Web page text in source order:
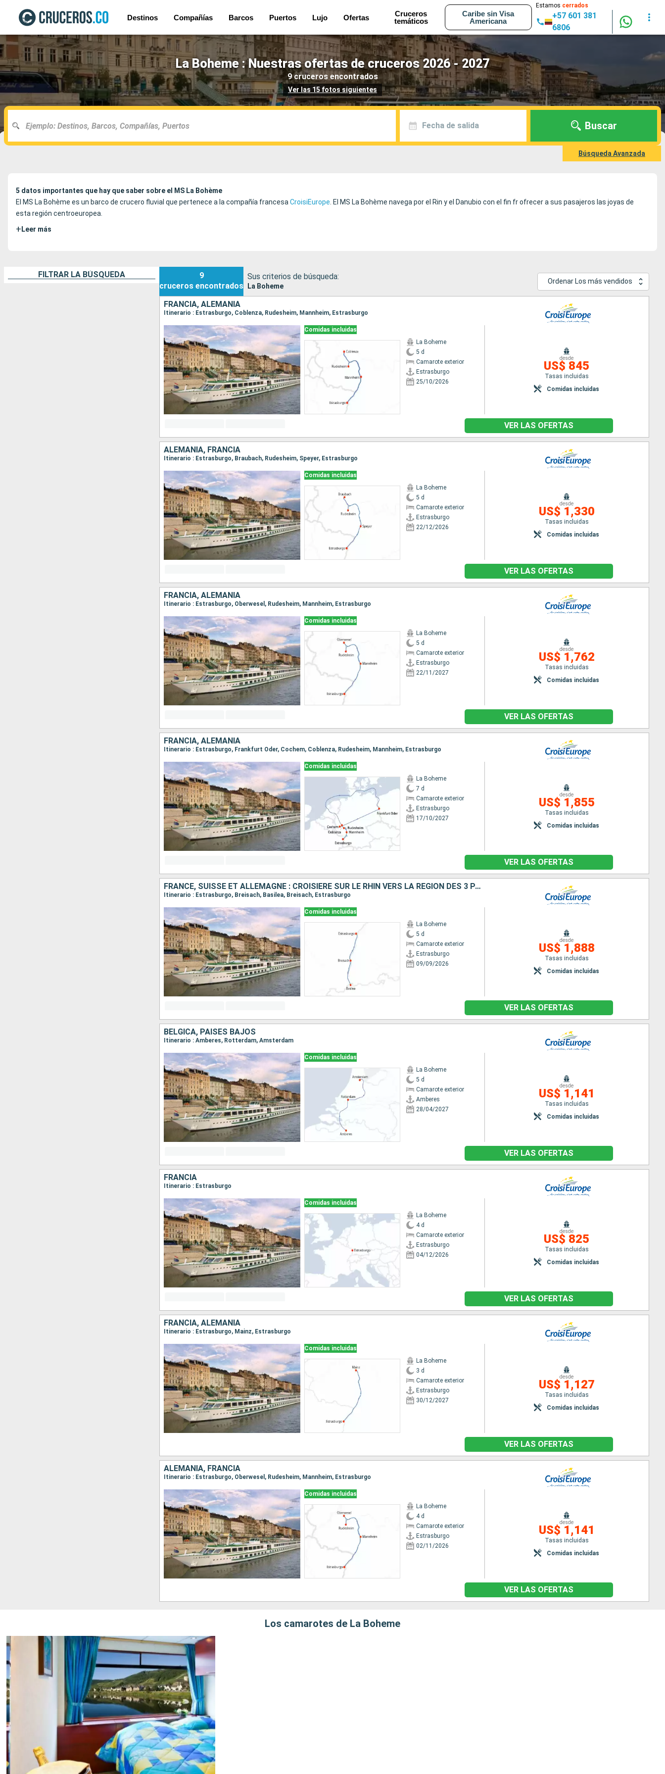
Destinos Compañías Barcos Puertos Lujo Ofertas
Cruceros
temáticos
Caribe sin Visa
Americana
Estamos cerrados
+57 601 381
6806
La Boheme : Nuestras ofertas de cruceros 2026 - 2027
9 cruceros encontrados
Ver las 15 fotos siguientes
Fecha de salida Buscar
Búsqueda Avanzada
5 datos importantes que hay que saber sobre el MS La Bohème
El MS La Bohème es un barco de crucero fluvial que pertenece a la compañía francesa CroisiEurope . El MS La Bohème navega por el Rin y el Danubio con el fin fr ofrecer a sus pasajeros las joyas de
esta región centroeuropea.
+ Leer más
FILTRAR LA BÚSQUEDA
9
cruceros encontrados
Sus criterios de búsqueda:
La Boheme
Ordenar Los más vendidos
FRANCIA, ALEMANIA
Itinerario : Estrasburgo, Coblenza, Rudesheim, Mannheim, Estrasburgo
Comidas incluidas
La Boheme
5 d
Camarote exterior
Estrasburgo
25/10/2026
desde
US$ 845
Tasas incluidas
Comidas incluidas
VER LAS OFERTAS
ALEMANIA, FRANCIA
Itinerario : Estrasburgo, Braubach, Rudesheim, Speyer, Estrasburgo
Comidas incluidas
La Boheme
5 d
Camarote exterior
Estrasburgo
22/12/2026
desde
US$ 1,330
Tasas incluidas
Comidas incluidas
VER LAS OFERTAS
FRANCIA, ALEMANIA
Itinerario : Estrasburgo, Oberwesel, Rudesheim, Mannheim, Estrasburgo
Comidas incluidas
La Boheme
5 d
Camarote exterior
Estrasburgo
22/11/2027
desde
US$ 1,762
Tasas incluidas
Comidas incluidas
VER LAS OFERTAS
FRANCIA, ALEMANIA
Itinerario : Estrasburgo, Frankfurt Oder, Cochem, Coblenza, Rudesheim, Mannheim, Estrasburgo
Comidas incluidas
La Boheme
7 d
Camarote exterior
Estrasburgo
17/10/2027
desde
US$ 1,855
Tasas incluidas
Comidas incluidas
VER LAS OFERTAS
FRANCE, SUISSE ET ALLEMAGNE : CROISIÈRE SUR LE RHIN VERS LA RÉGION DES 3 PAYS ET VOYAGE À BORD DU TRAIN "GLACIER EXPRESS"
Itinerario : Estrasburgo, Breisach, Basilea, Breisach, Estrasburgo
Comidas incluidas
La Boheme
5 d
Camarote exterior
Estrasburgo
09/09/2026
desde
US$ 1,888
Tasas incluidas
Comidas incluidas
VER LAS OFERTAS
BÉLGICA, PAISES BAJOS
Itinerario : Amberes, Rotterdam, Amsterdam
Comidas incluidas
La Boheme
5 d
Camarote exterior
Amberes
28/04/2027
desde
US$ 1,141
Tasas incluidas
Comidas incluidas
VER LAS OFERTAS
FRANCIA
Itinerario : Estrasburgo
Comidas incluidas
La Boheme
4 d
Camarote exterior
Estrasburgo
04/12/2026
desde
US$ 825
Tasas incluidas
Comidas incluidas
VER LAS OFERTAS
FRANCIA, ALEMANIA
Itinerario : Estrasburgo, Mainz, Estrasburgo
Comidas incluidas
La Boheme
3 d
Camarote exterior
Estrasburgo
30/12/2027
desde
US$ 1,127
Tasas incluidas
Comidas incluidas
VER LAS OFERTAS
ALEMANIA, FRANCIA
Itinerario : Estrasburgo, Oberwesel, Rudesheim, Mannheim, Estrasburgo
Comidas incluidas
La Boheme
4 d
Camarote exterior
Estrasburgo
02/11/2026
desde
US$ 1,141
Tasas incluidas
Comidas incluidas
VER LAS OFERTAS
Los camarotes de La Boheme